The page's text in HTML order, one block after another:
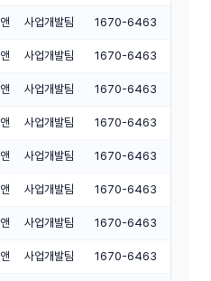
사업개발팀 1670-6463
사업개발팀 1670-6463
사업개발팀 1670-6463
사업개발팀 1670-6463
사업개발팀 1670-6463
사업개발팀 1670-6463
사업개발팀 1670-6463
사업개발팀 1670-6463